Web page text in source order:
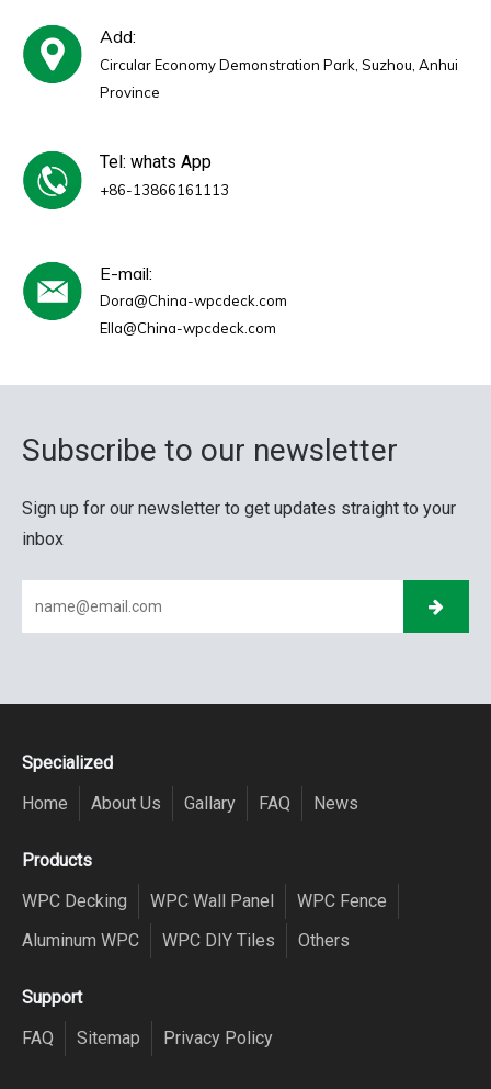
Add:
Circular Economy Demonstration Park, Suzhou, Anhui
Province
Tel: whats App
+86-13866161113
E-mail:
Dora@China-wpcdeck.com
Ella@China-wpcdeck.com
Subscribe to our newsletter
Sign up for our newsletter to get updates straight to your
inbox
Specialized
Home
About Us Gallary FAQ News
Products
WPC Decking
WPC Wall Panel
WPC Fence
Aluminum WPC
WPC DIY Tiles Others
Support
FAQ
Sitemap Privacy Policy